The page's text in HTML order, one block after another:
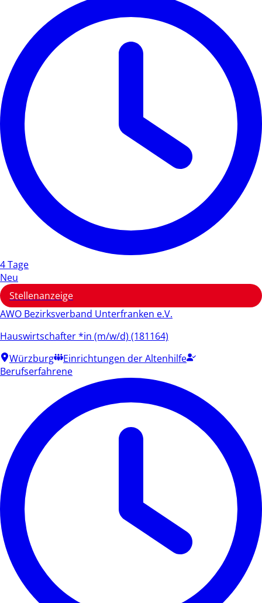
4 Tage
Neu
Stellenanzeige
AWO Bezirksverband Unterfranken e.V.
Hauswirtschafter *in (m/w/d) (181164)
Würzburg
Einrichtungen der Altenhilfe
Berufserfahrene